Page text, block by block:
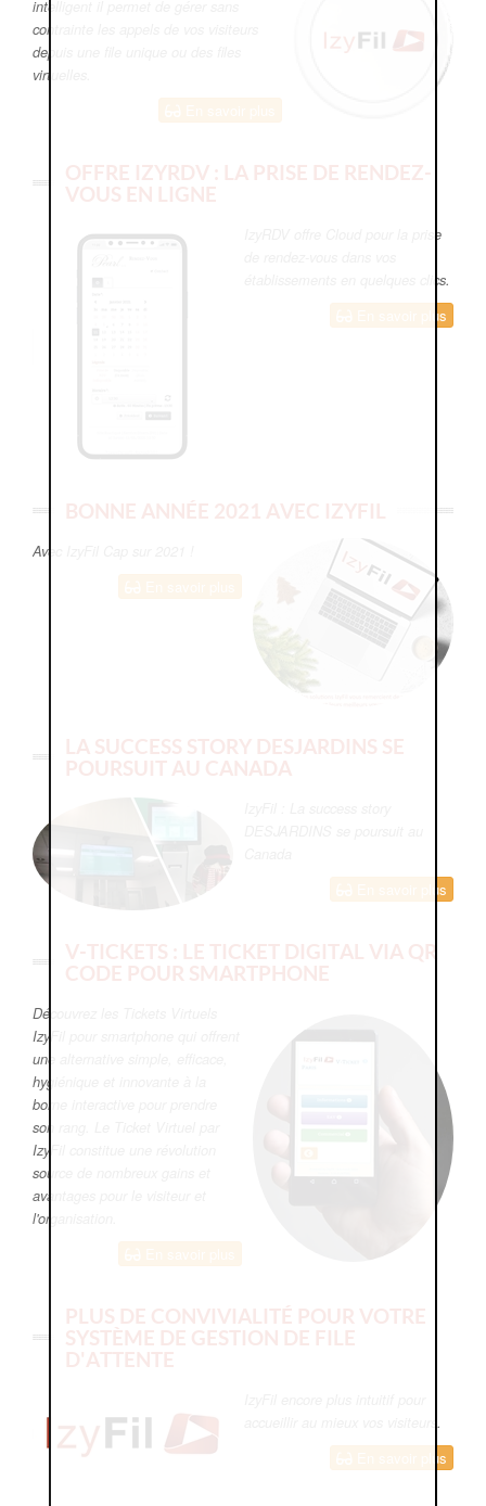
intelligent il permet de gérer sans
contrainte les appels de vos visiteurs
depuis une file unique ou des files
virtuelles.
OFFRE IZYRDV : LA PRISE DE RENDEZ-
VOUS EN LIGNE
IzyRDV offre Cloud pour la prise
établissements en quelques clics.
En savoir plus
BONNE ANNÉE 2021 AVEC IZYFIL
Avec IzyFil Cap sur 2021 !
LA SUCCESS STORY DESJARDINS SE
POURSUIT AU CANADA
En savoir plus
V-TICKETS : LE TICKET DIGITAL VIA QR
CODE POUR SMARTPHONE
Découvrez les Tickets Virtuels
IzyFil pour smartphone qui offrent
une alternative simple, efficace,
hygiénique et innovante à la
borne interactive pour prendre
son rang. Le Ticket Virtuel par
IzyFil constitue une révolution
source de nombreux gains et
avantages pour le visiteur et
l'organisation.
PLUS DE CONVIVIALITÉ POUR VOTRE
SYSTÈME DE GESTION DE FILE
D'ATTENTE
accueillir au mieux vos visiteurs.
En savoir plus